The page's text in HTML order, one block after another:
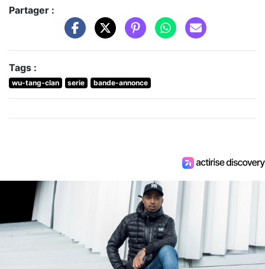
Partager :
Tags :
wu-tang-clan serie bande-annonce